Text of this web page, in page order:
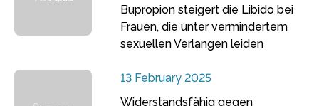
Bupropion steigert die Libido bei
Frauen, die unter vermindertem
sexuellen Verlangen leiden
13 February 2025
Widerstandsfähig gegen